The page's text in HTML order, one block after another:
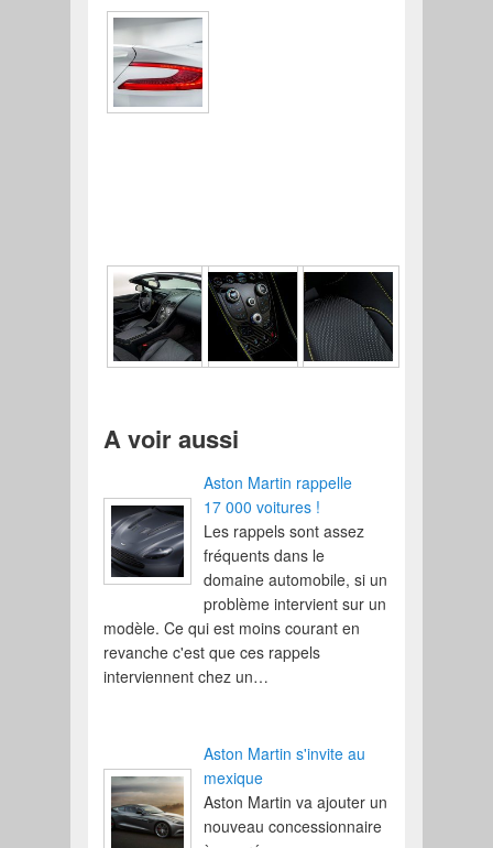
A voir aussi
Aston Martin rappelle
17 000 voitures !
Les rappels sont assez
fréquents dans le
domaine automobile, si un
problème intervient sur un
modèle. Ce qui est moins courant en
revanche c'est que ces rappels
interviennent chez un…
Aston Martin s'invite au
mexique
Aston Martin va ajouter un
nouveau concessionnaire